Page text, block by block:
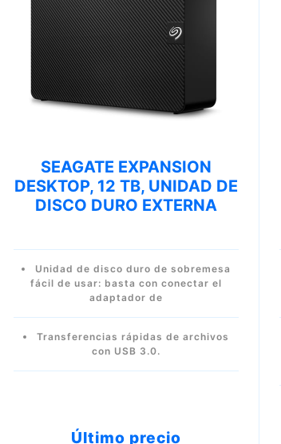
SEAGATE EXPANSION
DESKTOP, 12 TB, UNIDAD DE
DISCO DURO EXTERNA
Unidad de disco duro de sobremesa
fácil de usar: basta con conectar el
adaptador de
Transferencias rápidas de archivos
con USB 3.0.
Último precio